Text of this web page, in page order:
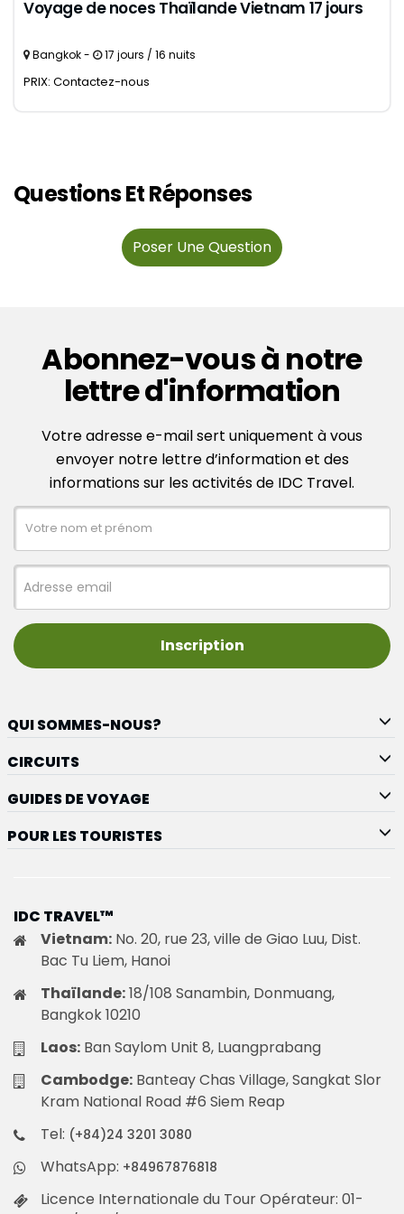
Voyage de noces Thaïlande Vietnam 17 jours
Bangkok - 17 jours / 16 nuits
PRIX: Contactez-nous
Questions Et Réponses
Poser Une Question
Abonnez-vous à notre
lettre d'information
Votre adresse e-mail sert uniquement à vous
envoyer notre lettre d’information et des
informations sur les activités de IDC Travel.
Inscription
QUI SOMMES-NOUS?
CIRCUITS
GUIDES DE VOYAGE
POUR LES TOURISTES
IDC TRAVEL™
Vietnam: No. 20, rue 23, ville de Giao Luu, Dist.
Bac Tu Liem, Hanoi
Thaïlande:18/108 Sanambin, Donmuang,
Bangkok 10210
Laos: Ban Saylom Unit 8, Luangprabang
Cambodge: Banteay Chas Village, Sangkat Slor
Kram National Road #6 Siem Reap
Tel: (+84)24 3201 3080
WhatsApp: +84967876818
Licence Internationale du Tour Opérateur: 01-